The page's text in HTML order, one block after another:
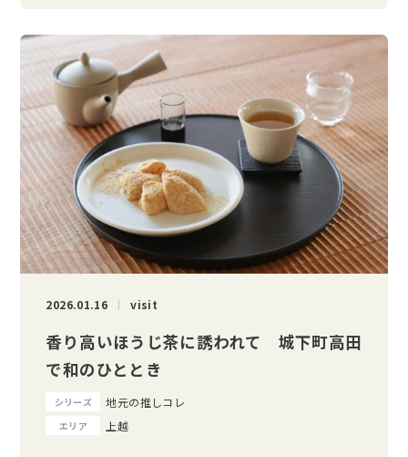
2026.01.16 visit
香り高いほうじ茶に誘われて 城下町高田
で和のひととき
シリーズ 地元の推しコレ
エリア 上越